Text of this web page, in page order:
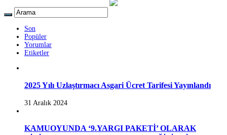
Son
Popüler
Yorumlar
Etiketler
2025 Yılı Uzlaştırmacı Asgari Ücret Tarifesi Yayınlandı
31 Aralık 2024
KAMUOYUNDA ‘9.YARGI PAKETİ’ OLARAK